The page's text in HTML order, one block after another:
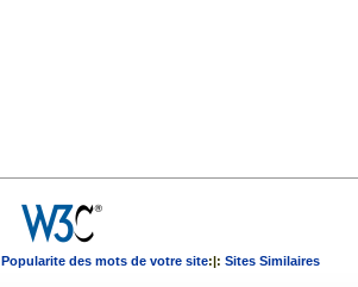
Popularite des mots de votre site:|: Sites Similaires